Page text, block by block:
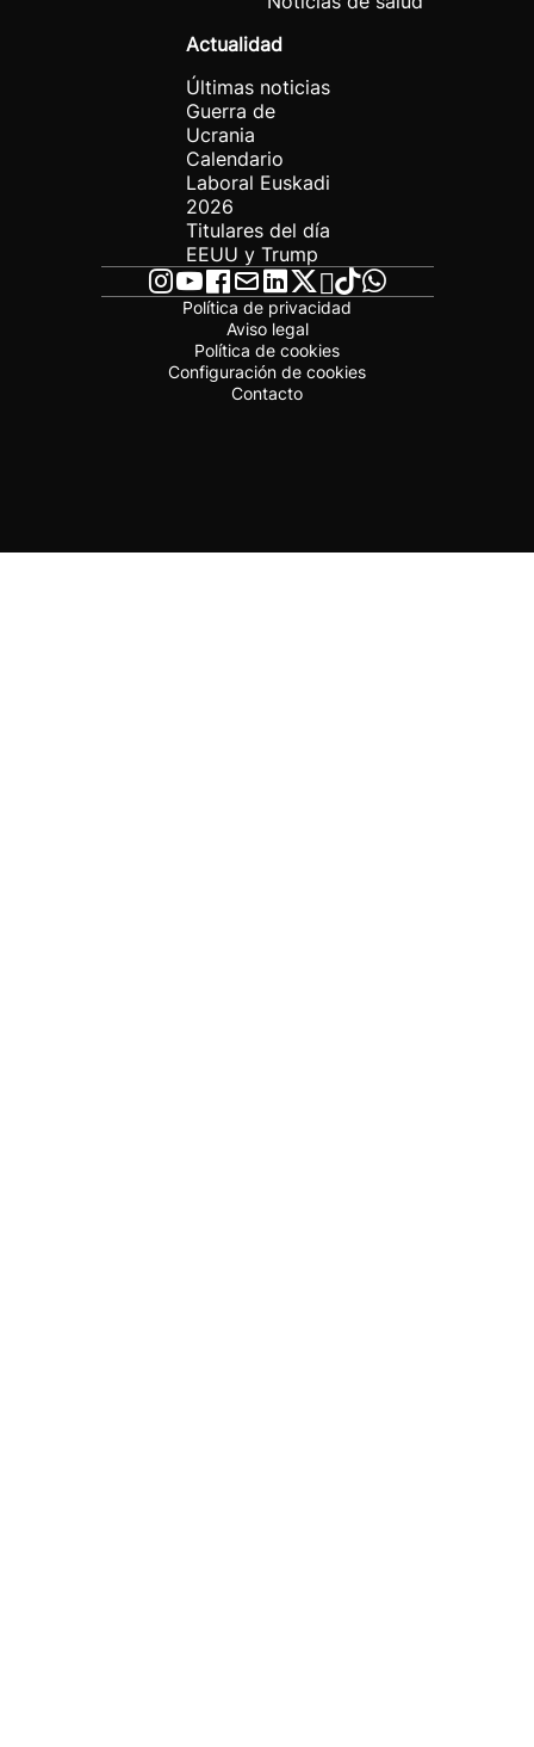
Actualidad
Últimas noticias
Guerra de
Ucrania
Calendario
Laboral Euskadi
2026
Titulares del día
EEUU y Trump
Política de privacidad
Aviso legal
Política de cookies
Configuración de cookies
Contacto